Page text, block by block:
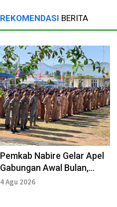
REKOMENDASI BERITA
Pemkab Nabire Gelar Apel
Gabungan Awal Bulan,
Bupati Tekankan
4 Agu 2026